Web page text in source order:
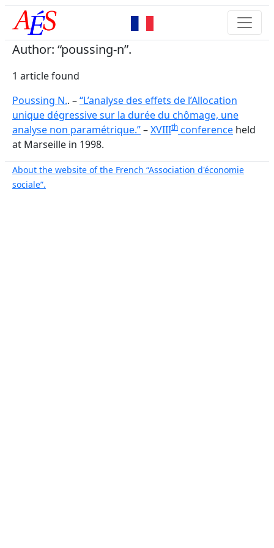
Author: “poussing-n”.
1 article found
Poussing N.. –“L’analyse des effets de l’Allocation
unique dégressive sur la durée du chômage, une
analyse non paramétrique.”–XVIIIth conference held
at Marseille in 1998.
About the website of the French “Association d'économie
sociale”.